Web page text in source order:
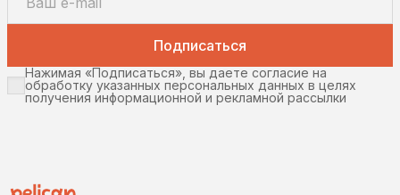
Подписаться
Нажимая «Подписаться», вы даете согласие на
обработку указанных персональных данных в целях
получения информационной и рекламной рассылки